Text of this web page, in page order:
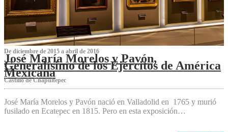
De diciembre de 2015 a abril de 2016
José María Morelos y Pavón,
Generalísimo de los Ejércitos de América
Mexicana
C‌astillo de Chapultepec
José María Morelos y Pavón nació en Valladolid en 1765 y murió
fusilado en Ecatepec en 1815. Pero en esta exposición…